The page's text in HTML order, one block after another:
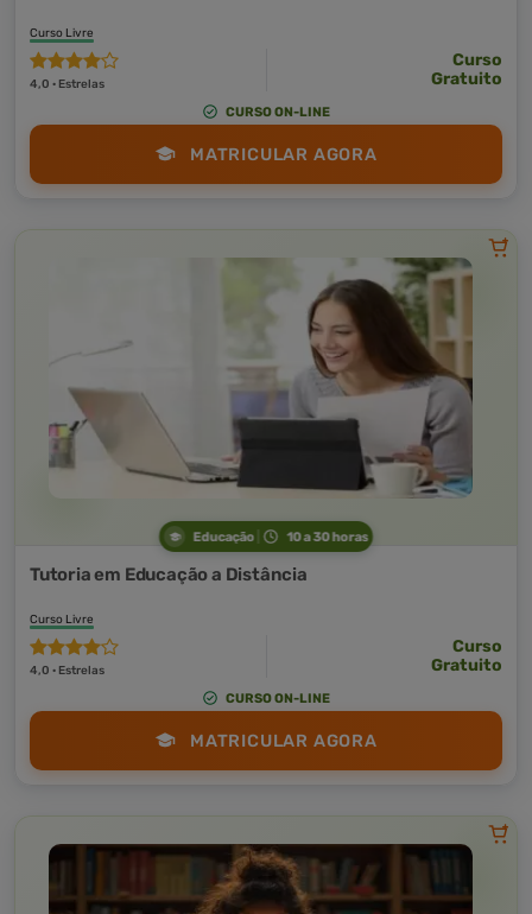
Curso Livre
4,0 · Estrelas
Curso
Gratuito
CURSO ON-LINE
MATRICULAR AGORA
Educação 10 a 30 horas
Tutoria em Educação a Distância
Curso Livre
4,0 · Estrelas
Curso
Gratuito
CURSO ON-LINE
MATRICULAR AGORA